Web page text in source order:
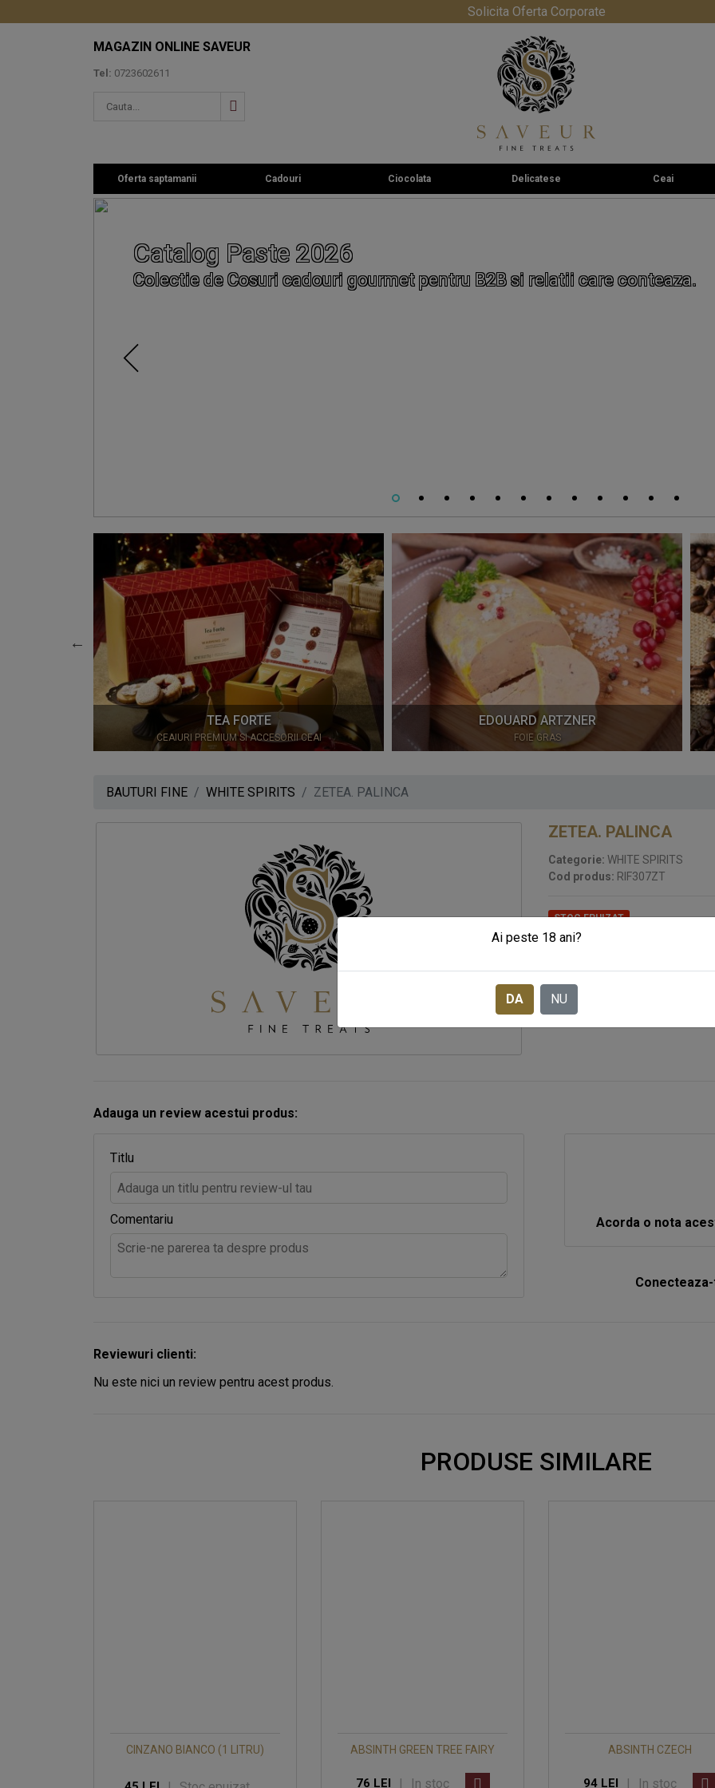
Solicita Oferta Corporate
MAGAZIN ONLINE SAVEUR
Tel: 0723602611
Oferta saptamanii Cadouri Ciocolata Delicatese Ceai
Catalog Paste 2026
Colectie de Cosuri cadouri gourmet pentru B2B si relatii care conteaza.
TEA FORTE
CEAIURI PREMIUM SI ACCESORII CEAI
EDOUARD ARTZNER
FOIE GRAS
BAUTURI FINE WHITE SPIRITS ZETEA. PALINCA
ZETEA. PALINCA
Categorie: WHITE SPIRITS
Cod produs: RIF307ZT
STOC EPUIZAT
SOLICITA CADOURI
Adauga un review acestui produs:
Titlu
Comentariu Acorda o nota
Reviewuri clienti:
Nu este nici un review pentru acest produs.
PRODUSE SIMILARE
CINZANO BIANCO (1 LITRU) ABSINTH GREEN TREE FAIRY
76 LEI | In stoc
ABSINTH CZECH
94 LEI | In stoc
Ai peste 18 ani?
DA NU